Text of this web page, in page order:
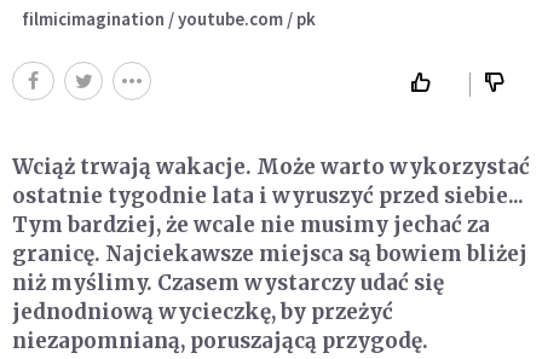
filmicimagination / youtube.com / pk
Wciąż trwają wakacje. Może warto wykorzystać
ostatnie tygodnie lata i wyruszyć przed siebie...
Tym bardziej, że wcale nie musimy jechać za
granicę. Najciekawsze miejsca są bowiem bliżej
niż myślimy. Czasem wystarczy udać się
jednodniową wycieczkę, by przeżyć
niezapomnianą, poruszającą przygodę.